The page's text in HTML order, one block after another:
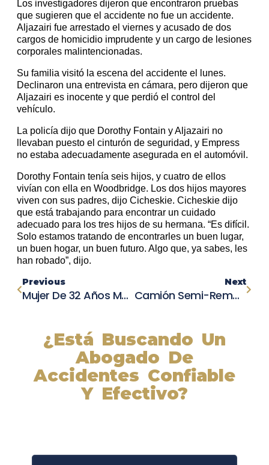
Los investigadores dijeron que encontraron pruebas
que sugieren que el accidente no fue un accidente.
Aljazairi fue arrestado el viernes y acusado de dos
cargos de homicidio imprudente y un cargo de lesiones
corporales malintencionadas.
Su familia visitó la escena del accidente el lunes.
Declinaron una entrevista en cámara, pero dijeron que
Aljazairi es inocente y que perdió el control del
vehículo.
La policía dijo que Dorothy Fontain y Aljazairi no
llevaban puesto el cinturón de seguridad, y Empress
no estaba adecuadamente asegurada en el automóvil.
Dorothy Fontain tenía seis hijos, y cuatro de ellos
vivían con ella en Woodbridge. Los dos hijos mayores
viven con sus padres, dijo Cicheskie. Cicheskie dijo
que está trabajando para encontrar un cuidado
adecuado para los tres hijos de su hermana. “Es difícil.
Solo estamos tratando de encontrarles un buen lugar,
un buen hogar, un buen futuro. Algo que, ya sabes, les
han robado”, dijo.
Previous
Mujer De 32 Años Muere En Un Accidente Automovilístico En Pacific Palisades
Next
Camión Semi-Remolque Colisiona Con Varios Vehículos En La I-5 Sur
¿Está Buscando Un
Abogado De
Accidentes Confiable
Y Efectivo?